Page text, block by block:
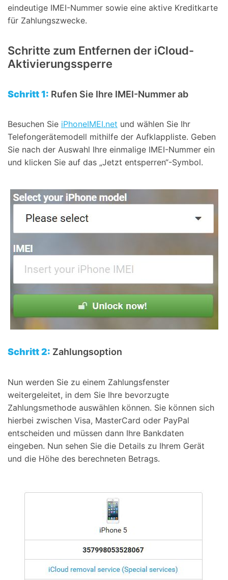
eindeutige IMEI-Nummer sowie eine aktive Kreditkarte
für Zahlungszwecke.
Schritte zum Entfernen der iCloud-
Aktivierungssperre
Schritt 1: Rufen Sie Ihre IMEI-Nummer ab
Besuchen Sie iPhoneIMEI.net und wählen Sie Ihr
Telefongerätemodell mithilfe der Aufklappliste. Geben
Sie nach der Auswahl Ihre einmalige IMEI-Nummer ein
und klicken Sie auf das „Jetzt entsperren“-Symbol.
Schritt 2: Zahlungsoption
Nun werden Sie zu einem Zahlungsfenster
weitergeleitet, in dem Sie Ihre bevorzugte
Zahlungsmethode auswählen können. Sie können sich
hierbei zwischen Visa, MasterCard oder PayPal
entscheiden und müssen dann Ihre Bankdaten
eingeben. Nun sehen Sie die Details zu Ihrem Gerät
und die Höhe des berechneten Betrags.